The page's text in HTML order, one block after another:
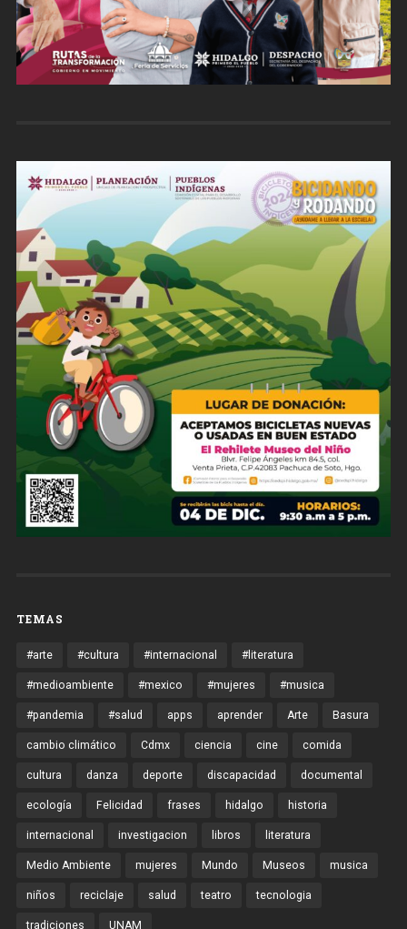
TEMAS
#arte #cultura #internacional #literatura
#medioambiente #mexico #mujeres #musica
#pandemia #salud apps aprender Arte Basura
cambio climático Cdmx ciencia cine comida
cultura danza deporte discapacidad documental
ecología Felicidad frases hidalgo historia
internacional investigacion libros literatura
Medio Ambiente mujeres Mundo Museos musica
niños reciclaje salud teatro tecnologia
tradiciones UNAM